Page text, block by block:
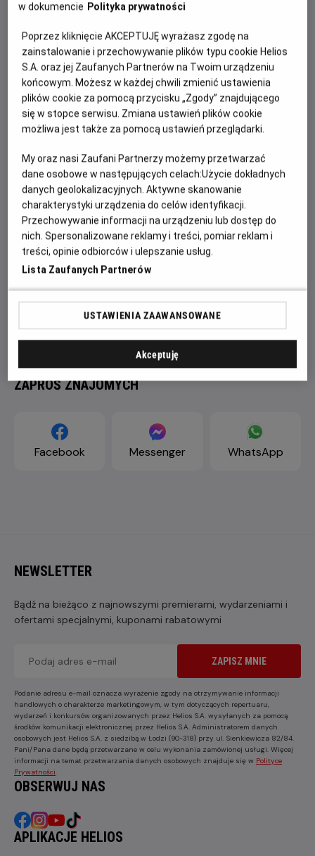
Robert Zemeckis Robert Zemeckis, Bob Gale
Christopher Lloyd, Michael J. Fox, Mary Steenburgen
OPIS WYDARZENIA
W trzeciej części serii „Powrót do przyszłości” bohater
Marty McFly (Michael J. Fox) musi cofnąć się w czasie do
Dzikiego Zachodu z 1885 roku, aby uratować swojego
przyjaciela, doktora Browna (Christopher Lloyd), który, jak
się dowiedział, czeka na śmiertelny pojedynek z jednym z
okrutnych przodków złoczyńcy Biffa. Tymczasem doktor
Steenburgen).
ZAPROŚ ZNAJOMYCH
Facebook Messenger WhatsApp
NEWSLETTER
Bądź na bieżąco z najnowszymi premierami, wydarzeniami i
ofertami specjalnymi, kuponami rabatowymi
ZAPISZ MNIE
Podanie adresu e-mail oznacza wyrażenie zgody na otrzymywanie informacji
handlowych o charakterze marketingowym, w tym dotyczących repertuaru,
wydarzeń i konkursów organizowanych przez Helios S.A. wysyłanych za pomocą
środków komunikacji elektronicznej przez Helios S.A. Administratorem danych
osobowych jest Helios S.A. z siedzibą w Łodzi (90-318) przy ul. Sienkiewicza 82/84.
Pani/Pana dane będą przetwarzane w celu wykonania zamówionej usługi. Więcej
informacji na temat przetwarzania danych osobowych znajduje się w Polityce
Prywatności
OBSERWUJ NAS
APLIKACJE HELIOS
w dokumencie Polityka prywatności
Poprzez kliknięcie AKCEPTUJĘ wyrażasz zgodę na
zainstalowanie i przechowywanie plików typu cookie Helios
S.A. oraz jej Zaufanych Partnerów na Twoim urządzeniu
końcowym. Możesz w każdej chwili zmienić ustawienia
plików cookie za pomocą przycisku „Zgody” znajdującego
się w stopce serwisu. Zmiana ustawień plików cookie
możliwa jest także za pomocą ustawień przeglądarki.
My oraz nasi Zaufani Partnerzy możemy przetwarzać
dane osobowe w następujących celach:Użycie dokładnych
danych geolokalizacyjnych. Aktywne skanowanie
charakterystyki urządzenia do celów identyfikacji.
Przechowywanie informacji na urządzeniu lub dostęp do
nich. Spersonalizowane reklamy i treści, pomiar reklam i
treści, opinie odbiorców i ulepszanie usług.
Lista Zaufanych Partnerów
USTAWIENIA ZAAWANSOWANE
Akceptuję